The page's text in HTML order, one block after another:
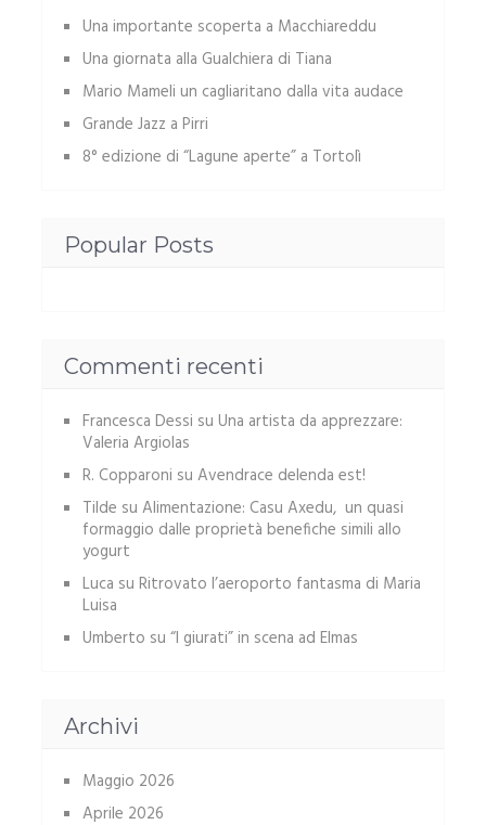
Una importante scoperta a Macchiareddu
Una giornata alla Gualchiera di Tiana
Mario Mameli un cagliaritano dalla vita audace
Grande Jazz a Pirri
8° edizione di “Lagune aperte” a Tortolì
Popular Posts
Commenti recenti
Francesca Dessi su Una artista da apprezzare:
Valeria Argiolas
R. Copparoni su Avendrace delenda est!
Tilde su Alimentazione: Casu Axedu, un quasi
formaggio dalle proprietà benefiche simili allo
yogurt
Luca su Ritrovato l’aeroporto fantasma di Maria
Luisa
Umberto su “I giurati” in scena ad Elmas
Archivi
Maggio 2026
Aprile 2026